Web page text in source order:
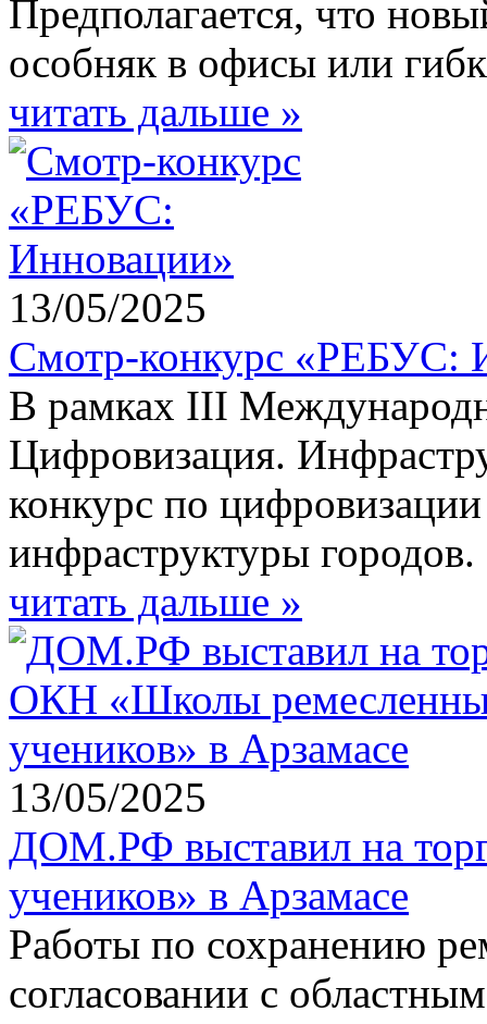
Предполагается, что
особняк в офисы или
читать дальше »
13/05/2025
Смотр-конкурс «РЕБУС:
В рамках III
Цифровизация.
конкурс по
инфраструктуры городов.
читать дальше »
13/05/2025
ДОМ.РФ выставил на
учеников» в Арзамасе
Работы по сохранению
согласовании с